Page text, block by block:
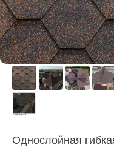
Однослойная